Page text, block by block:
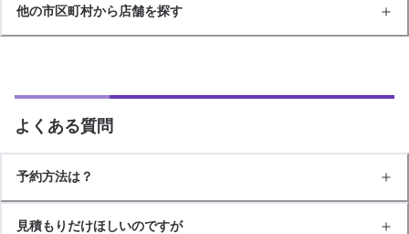
他の市区町村から店舗を探す
よくある質問
予約方法は？
見積もりだけほしいのですが